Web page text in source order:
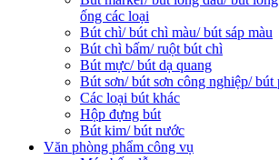
ống các loại
Bút chì/ bút chì màu/ bút sáp màu
Bút chì bấm/ ruột bút chì
Bút mực/ bút dạ quang
Bút sơn/ bút sơn công nghiệp/ bút
Các loại bút khác
Hộp đựng bút
Bút kim/ bút nước
Văn phòng phẩm công vụ